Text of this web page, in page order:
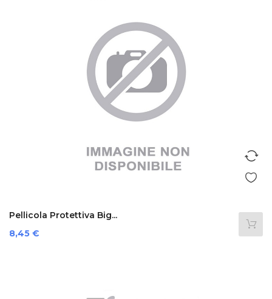
Pellicola Protettiva Big...
Prezzo
8,45 €